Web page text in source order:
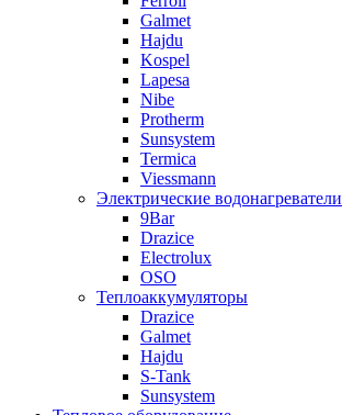
Galmet
Hajdu
Kospel
Lapesa
Nibe
Protherm
Sunsystem
Termica
Viessmann
Электрические водонагреватели
9Bar
Drazice
Electrolux
OSO
Теплоаккумуляторы
Drazice
Galmet
Hajdu
S-Tank
Sunsystem